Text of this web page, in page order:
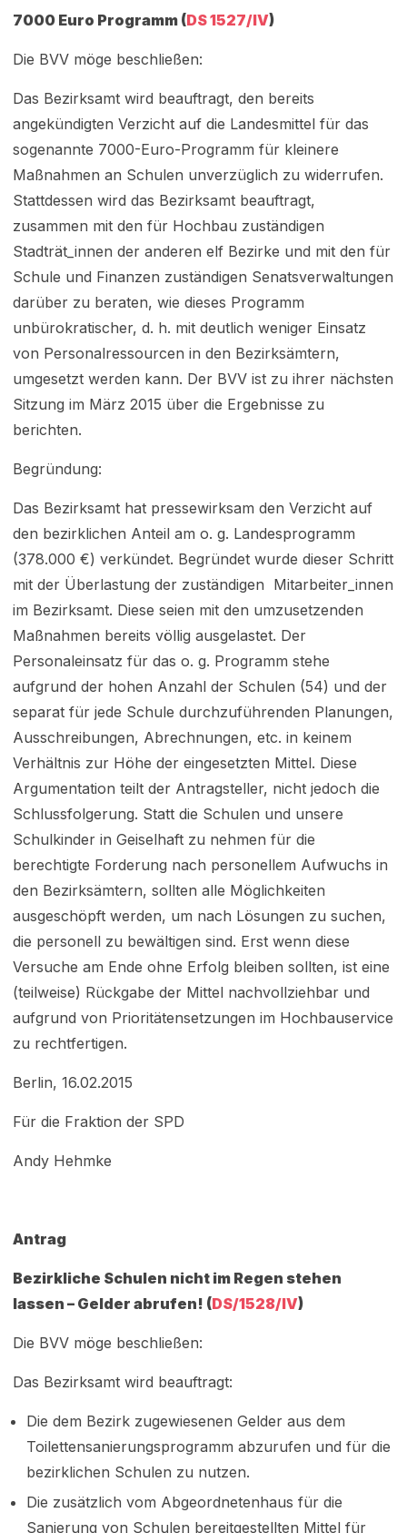
7000 Euro Programm (DS 1527/IV)
Die BVV möge beschließen:
Das Bezirksamt wird beauftragt, den bereits
angekündigten Verzicht auf die Landesmittel für das
sogenannte 7000-Euro-Programm für kleinere
Maßnahmen an Schulen unverzüglich zu widerrufen.
Stattdessen wird das Bezirksamt beauftragt,
zusammen mit den für Hochbau zuständigen
Stadträt_innen der anderen elf Bezirke und mit den für
Schule und Finanzen zuständigen Senatsverwaltungen
darüber zu beraten, wie dieses Programm
unbürokratischer, d. h. mit deutlich weniger Einsatz
von Personalressourcen in den Bezirksämtern,
umgesetzt werden kann. Der BVV ist zu ihrer nächsten
Sitzung im März 2015 über die Ergebnisse zu
berichten.
Begründung:
Das Bezirksamt hat pressewirksam den Verzicht auf
den bezirklichen Anteil am o. g. Landesprogramm
(378.000 €) verkündet. Begründet wurde dieser Schritt
mit der Überlastung der zuständigen Mitarbeiter_innen
im Bezirksamt. Diese seien mit den umzusetzenden
Maßnahmen bereits völlig ausgelastet. Der
Personaleinsatz für das o. g. Programm stehe
aufgrund der hohen Anzahl der Schulen (54) und der
separat für jede Schule durchzuführenden Planungen,
Ausschreibungen, Abrechnungen, etc. in keinem
Verhältnis zur Höhe der eingesetzten Mittel. Diese
Argumentation teilt der Antragsteller, nicht jedoch die
Schlussfolgerung. Statt die Schulen und unsere
Schulkinder in Geiselhaft zu nehmen für die
berechtigte Forderung nach personellem Aufwuchs in
den Bezirksämtern, sollten alle Möglichkeiten
ausgeschöpft werden, um nach Lösungen zu suchen,
die personell zu bewältigen sind. Erst wenn diese
Versuche am Ende ohne Erfolg bleiben sollten, ist eine
(teilweise) Rückgabe der Mittel nachvollziehbar und
aufgrund von Prioritätensetzungen im Hochbauservice
zu rechtfertigen.
Berlin, 16.02.2015
Für die Fraktion der SPD
Andy Hehmke
Antrag
Bezirkliche Schulen nicht im Regen stehen
lassen – Gelder abrufen! (DS/1528/IV)
Die BVV möge beschließen:
Das Bezirksamt wird beauftragt:
Die dem Bezirk zugewiesenen Gelder aus dem
Toilettensanierungsprogramm abzurufen und für die
bezirklichen Schulen zu nutzen.
Die zusätzlich vom Abgeordnetenhaus für die
Sanierung von Schulen bereitgestellten Mittel für